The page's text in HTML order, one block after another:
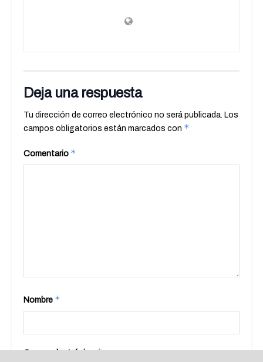
Deja una respuesta
Tu dirección de correo electrónico no será publicada. Los
campos obligatorios están marcados con *
Comentario *
Nombre *
Correo electrónico*